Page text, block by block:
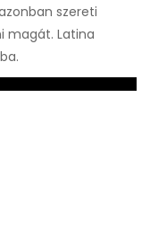
szereti
magát. Latina